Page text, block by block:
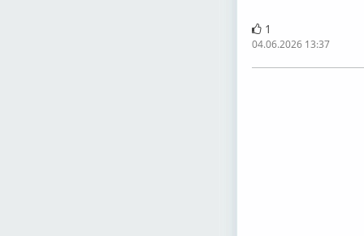
1
04.06.2026 13:37